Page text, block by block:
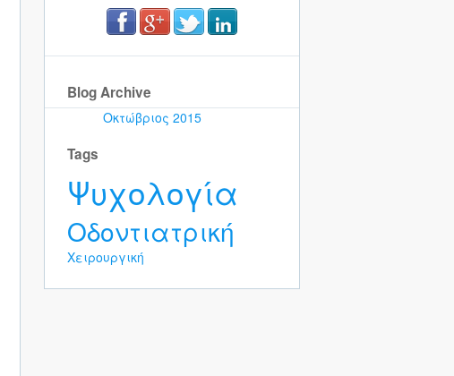
Σύνδεση με Facebook
Σύνδεση με Google
Σύνδεση με Google
Blog Archive
Οκτώβριος 2015
Tags
Ψυχολογία
Οδοντιατρική
Χειρουργική